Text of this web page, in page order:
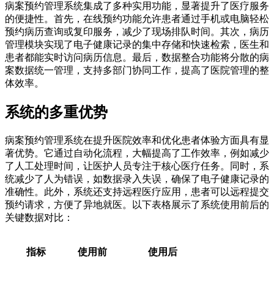
病案预约管理系统集成了多种实用功能，显著提升了医疗服务
的便捷性。首先，在线预约功能允许患者通过手机或电脑轻松
预约病历查询或复印服务，减少了现场排队时间。其次，病历
管理模块实现了电子健康记录的集中存储和快速检索，医生和
患者都能实时访问病历信息。最后，数据整合功能将分散的病
案数据统一管理，支持多部门协同工作，提高了医院管理的整
体效率。
系统的多重优势
病案预约管理系统在提升医院效率和优化患者体验方面具有显
著优势。它通过自动化流程，大幅提高了工作效率，例如减少
了人工处理时间，让医护人员专注于核心医疗任务。同时，系
统减少了人为错误，如数据录入失误，确保了电子健康记录的
准确性。此外，系统还支持远程医疗应用，患者可以远程提交
预约请求，方便了异地就医。以下表格展示了系统使用前后的
关键数据对比：
指标 使用前 使用后